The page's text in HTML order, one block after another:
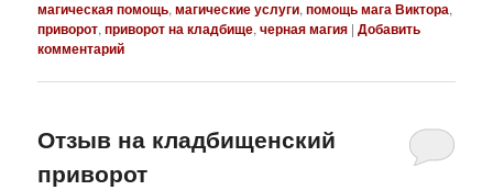
магическая помощь,магические услуги,помощь мага Виктора,
приворот,приворот на кладбище,черная магия |Добавить
комментарий
Отзыв на кладбищенский
приворот